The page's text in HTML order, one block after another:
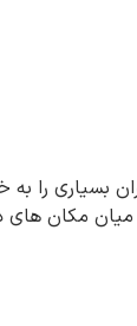
بسیاری را
میان مکان های